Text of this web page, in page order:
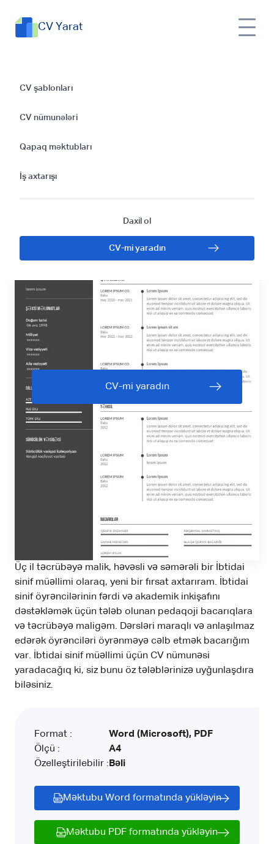
CV Yarat
CV şablonları
CV nümunələri
Qapaq məktubları
İş axtarışı
Daxil ol
CV-mi yaradın
İbtidai Sinif Müəllimi
Üçün CV
Hazırlamaq: Başlıca
Nöqtələr
CV-mi yaradın
Üç il təcrübəyə malik, həvəsli və səmərəli bir İbtidai
sinif müəllimi olaraq, yeni bir fırsat axtarıram. İbtidai
sinif öyrəncilərinin fərdi və akademik inkişafını
dəstəkləmək üçün tələb olunan pedaqoji bacarıqlara
və təcrübəyə maligəm. Dərsləri maraqlı və anlaşılmaz
edərək öyrənciləri öyrənməyə cəlb etmək bacarığım
var. İbtidai sinif müəllimi üçün CV nümunəsi
yaradacağıq ki, siz bunu öz tələblərinizə uyğunlaşdıra
biləsiniz.
Format :
Ölçü :
Özelleştirilebilir :
Word (Microsoft), PDF
A4
Bəli
Məktubu Word formatında yükləyin
Məktubu PDF formatında yükləyin